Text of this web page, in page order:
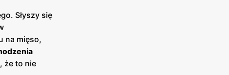
Słyszy się
na mięso,
że to nie